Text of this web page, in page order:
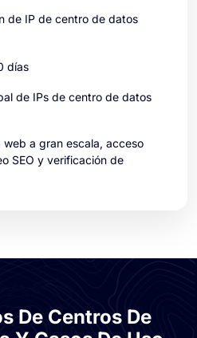
de IP de centro de datos
días
de IPs de centro de datos
a gran escala, acceso
SEO y verificación de
De Centros De